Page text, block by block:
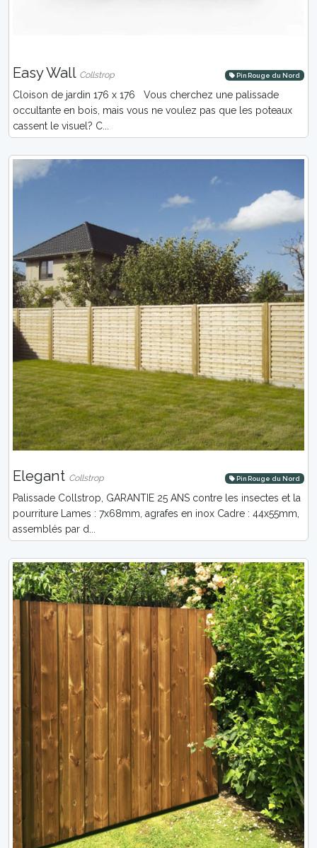
Easy Wall Collstrop Pin Rouge du Nord
Cloison de jardin 176 x 176 Vous cherchez une palissade
occultante en bois, mais vous ne voulez pas que les poteaux
cassent le visuel? C...
Elegant Collstrop Pin Rouge du Nord
Palissade Collstrop, GARANTIE 25 ANS contre les insectes et la
pourriture Lames : 7x68mm, agrafes en inox Cadre : 44x55mm,
assemblés par d...